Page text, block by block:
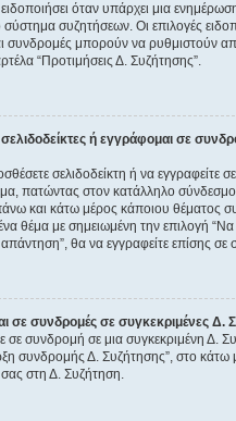
όταν υπάρχει μια
συζητήσεων. Οι επιλογές
συνδρομές μπορούν να ρυθμιστούν
“Προτιμήσεις Δ. Συζήτησης”.
ή εγγράφομαι σε
σελιδοδείκτη ή να εγγραφείτε
πατώντας στον κατάλληλο
και κάτω μέρος κάποιου θέματος
θέμα με σημειωμένη την επιλογή
απάντηση”, θα να εγγραφείτε επίσης
σε συνδρομές σε συγκεκριμένες Δ.
σε συνδρομή σε μια συγκεκριμένη Δ.
συνδρομής Δ. Συζήτησης”, στο κάτω
σας στη Δ. Συζήτηση.